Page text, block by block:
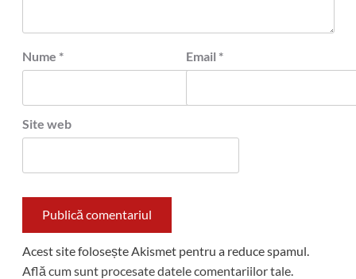
Nume * Email *
Site web
Acest site folosește Akismet pentru a reduce spamul.
Află cum sunt procesate datele comentariilor tale.